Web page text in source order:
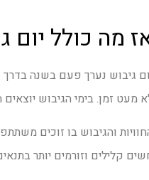
מה כולל יום
גיבוש נערך פעם בשנה בדרך
מעט זמן. בימי הגיבוש
והגיבוש בו זוכים
קלילים וזורמים יותר